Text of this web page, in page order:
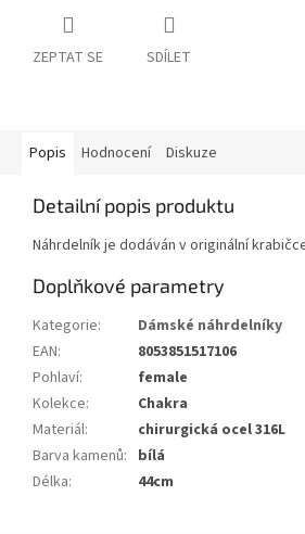
ZEPTAT SE SDÍLET
Popis Hodnocení Diskuze
Detailní popis produktu
Náhrdelník je dodáván v originální
Doplňkové parametry
Kategorie:
Dámské náhrdelníky
EAN:
8053851517106
Pohlaví:
female
Kolekce:
Chakra
Materiál:
chirurgická ocel 316L
Barva kamenů: bílá
Délka: 44cm